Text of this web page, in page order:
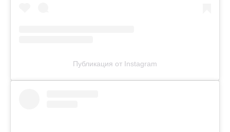
Публикация от Instagram